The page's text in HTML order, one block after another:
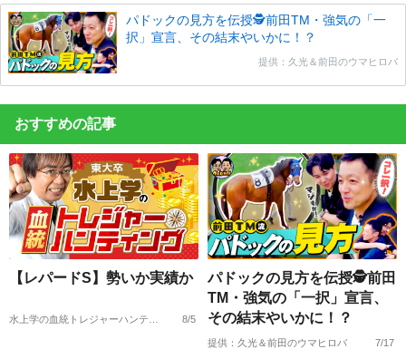
パドックの見方を伝授🕵前田TM・強気の「一
択」宣言、その結末やいかに！？
提供：久光＆前田のウマヒロバ
おすすめの記事
【レパードS】勢いか実績か
8/5
パドックの見方を伝授🕵前田
TM・強気の「一択」宣言、
その結末やいかに！？
提供：久光＆前田のウマヒロバ 7/17